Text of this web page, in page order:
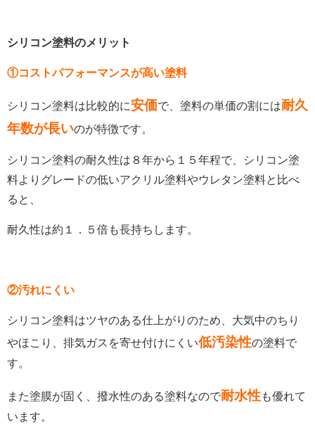
シリコン塗料のメリット
①コストパフォーマンスが高い塗料
シリコン塗料は比較的に安価で、塗料の単価の割には耐久
年数が長いのが特徴です。
シリコン塗料の耐久性は８年から１５年程で、シリコン塗
料よりグレードの低いアクリル塗料やウレタン塗料と比べ
ると、
耐久性は約１．５倍も長持ちします。
②汚れにくい
シリコン塗料はツヤのある仕上がりのため、大気中のちり
やほこり、排気ガスを寄せ付けにくい低汚染性の塗料で
す。
また塗膜が固く、撥水性のある塗料なので耐水性も優れて
います。